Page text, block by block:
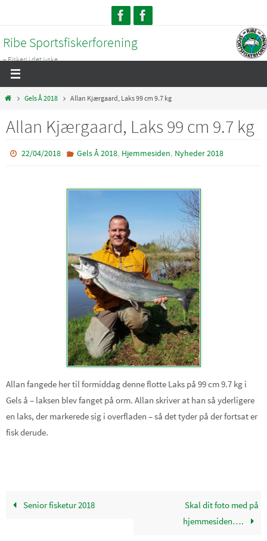
content
Ribe Sportsfiskerforening
– Fiskeri i det jyske...
HomeGels Å 2018 Allan Kjærgaard, Laks 99 cm 9.7 kg
Allan Kjærgaard, Laks 99 cm 9.7 kg
22/04/2018 Gels Å 2018, Hjemmesiden, Nyheder 2018
Allan fangede her til formiddag denne flotte Laks på 99 cm 9.7 kg i
Gels å – laksen blev fanget på orm. Allan skriver at han så yderligere
en laks, der markerede sig i overfladen – så det tyder på der fortsat er
fisk derude.
Senior fisketur 2018
Skal dit foto med på
hjemmesiden….